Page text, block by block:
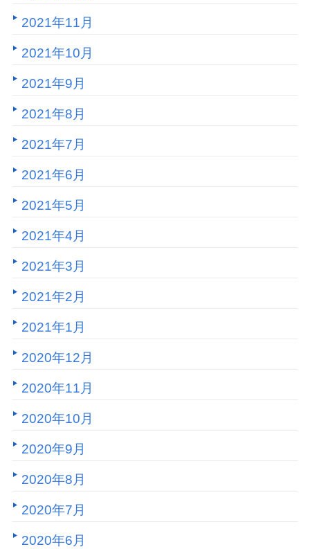
2021年11月
2021年10月
2021年9月
2021年8月
2021年7月
2021年6月
2021年5月
2021年4月
2021年3月
2021年2月
2021年1月
2020年12月
2020年11月
2020年10月
2020年9月
2020年8月
2020年7月
2020年6月